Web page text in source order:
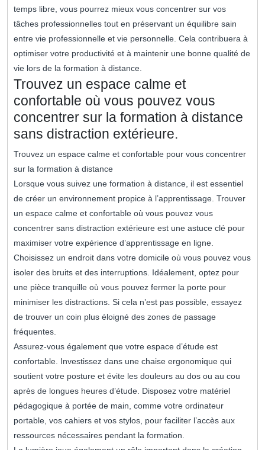
temps libre, vous pourrez mieux vous concentrer sur vos
tâches professionnelles tout en préservant un équilibre sain
entre vie professionnelle et vie personnelle. Cela contribuera à
optimiser votre productivité et à maintenir une bonne qualité de
vie lors de la formation à distance.
Trouvez un espace calme et
confortable où vous pouvez vous
concentrer sur la formation à distance
sans distraction extérieure.
Trouvez un espace calme et confortable pour vous concentrer
sur la formation à distance
Lorsque vous suivez une formation à distance, il est essentiel
de créer un environnement propice à l’apprentissage. Trouver
un espace calme et confortable où vous pouvez vous
concentrer sans distraction extérieure est une astuce clé pour
maximiser votre expérience d’apprentissage en ligne.
Choisissez un endroit dans votre domicile où vous pouvez vous
isoler des bruits et des interruptions. Idéalement, optez pour
une pièce tranquille où vous pouvez fermer la porte pour
minimiser les distractions. Si cela n’est pas possible, essayez
de trouver un coin plus éloigné des zones de passage
fréquentes.
Assurez-vous également que votre espace d’étude est
confortable. Investissez dans une chaise ergonomique qui
soutient votre posture et évite les douleurs au dos ou au cou
après de longues heures d’étude. Disposez votre matériel
pédagogique à portée de main, comme votre ordinateur
portable, vos cahiers et vos stylos, pour faciliter l’accès aux
ressources nécessaires pendant la formation.